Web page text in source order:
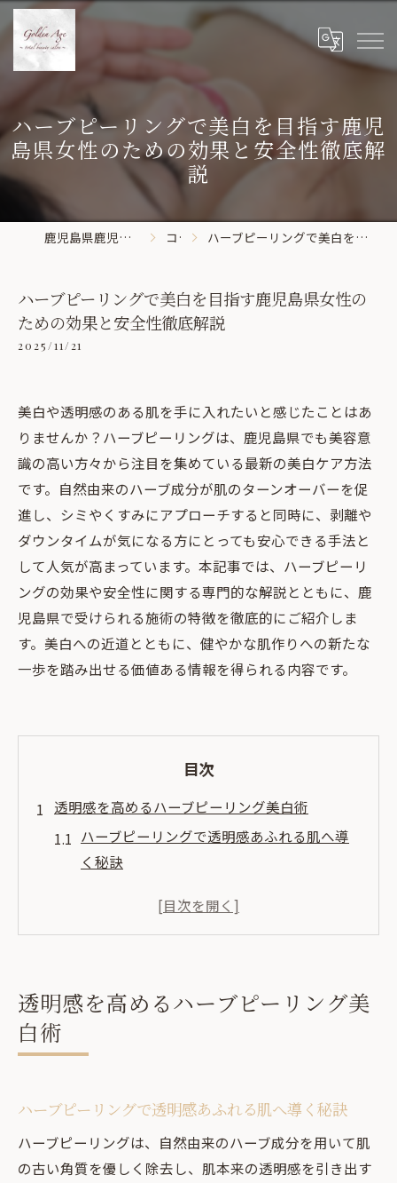
ハーブピーリングで美白を目指す鹿児
島県女性のための効果と安全性徹底解
説
鹿児島県鹿児島市のエステならGolden Age コラム ハーブピーリングで美白を目指す鹿児島県女性のための効果と安全性徹底解説
ハーブピーリングで美白を目指す鹿児島県女性の
ための効果と安全性徹底解説
2025/11/21
美白や透明感のある肌を手に入れたいと感じたことはあ
りませんか？ハーブピーリングは、鹿児島県でも美容意
識の高い方々から注目を集めている最新の美白ケア方法
です。自然由来のハーブ成分が肌のターンオーバーを促
進し、シミやくすみにアプローチすると同時に、剥離や
ダウンタイムが気になる方にとっても安心できる手法と
して人気が高まっています。本記事では、ハーブピーリ
ングの効果や安全性に関する専門的な解説とともに、鹿
児島県で受けられる施術の特徴を徹底的にご紹介しま
す。美白への近道とともに、健やかな肌作りへの新たな
一歩を踏み出せる価値ある情報を得られる内容です。
目次
透明感を高めるハーブピーリング美白術
ハーブピーリングで透明感あふれる肌へ導
く秘訣
ハーブピーリングの施術手順と注意点を解
ピーリング後の透明感持続法と日常ケアポ
肌の悩み改善に役立つハーブピーリング
にケア
肌トラブル改善にハーブピーリングが選ば
れる理由
透明感を高めるハーブピーリング美
白術
ハーブピーリングで透明感あふれる肌へ導く秘訣
ハーブピーリングは、自然由来のハーブ成分を用いて肌
の古い角質を優しく除去し、肌本来の透明感を引き出す